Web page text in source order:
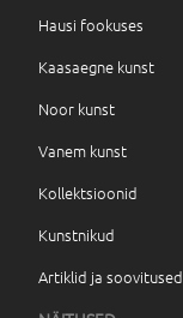
Hausi fookuses
Kaasaegne kunst
Noor kunst
Vanem kunst
Kollektsioonid
Kunstnikud
Artiklid ja soovitused